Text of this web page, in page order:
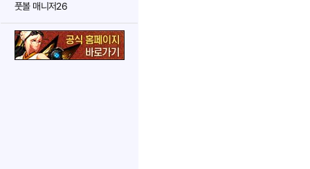
풋볼 매니저26